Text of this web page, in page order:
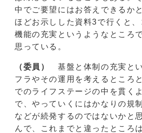
中でご要望にはお答えできるか
ほどお示しした資料3で行くと、
機能の充実というようなところ
思っている。
（委員）
基盤と体制の充実と
フラやその運用を考えるところ
でのライフステージの中を貫く
で、やっていくにはかなりの規
などが続発するのではないかと
んで、これまでと違ったところ